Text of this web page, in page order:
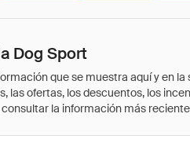
Dog Sport
que se muestra aquí y en
las ofertas, los descuentos, los
la información más